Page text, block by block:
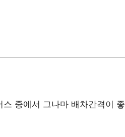
중에서 그나마 배차간격이 좋